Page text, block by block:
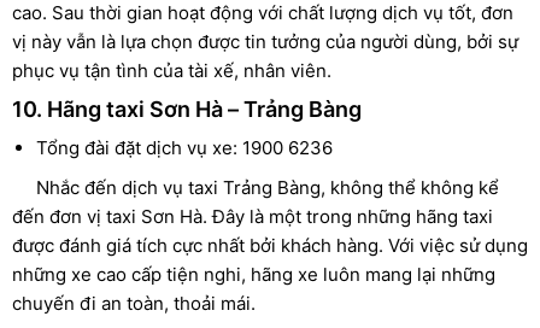
cao. Sau thời gian hoạt động với chất lượng dịch vụ tốt, đơn
vị này vẫn là lựa chọn được tin tưởng của người dùng, bởi sự
phục vụ tận tình của tài xế, nhân viên.
10. Hãng taxi Sơn Hà – Trảng Bàng
Tổng đài đặt dịch vụ xe: 1900 6236
Nhắc đến dịch vụ taxi Trảng Bàng, không thể không kể
đến đơn vị taxi Sơn Hà. Đây là một trong những hãng taxi
được đánh giá tích cực nhất bởi khách hàng. Với việc sử dụng
những xe cao cấp tiện nghi, hãng xe luôn mang lại những
chuyến đi an toàn, thoải mái.